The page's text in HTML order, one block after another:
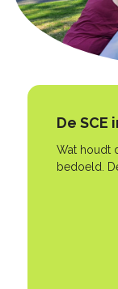
De SCE
Wat houdt
bedoeld.